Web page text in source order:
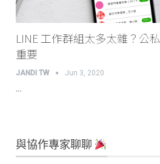
LINE 工作群組太多太雜？公
重要
JANDI TW Jun 3, 2020
…
與協作專家聊聊